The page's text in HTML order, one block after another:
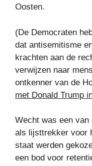
Oosten.
(De Democraten
dat antisemitisme
krachten aan de
verwijzen naar
ontkenner van de
met Donald Trump
Wecht was een van
als lijsttrekker voor
staat werden
een bod voor